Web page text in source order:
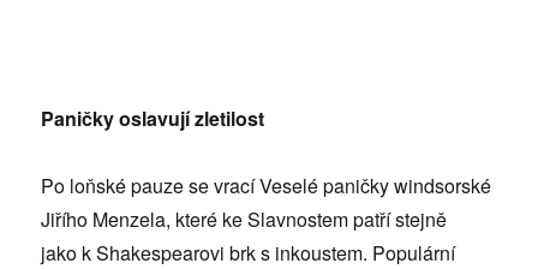
Paničky oslavují zletilost
Po loňské pauze se vrací Veselé paničky windsorské
Jiřího Menzela, které ke Slavnostem patří stejně
jako k Shakespearovi brk s inkoustem. Populární